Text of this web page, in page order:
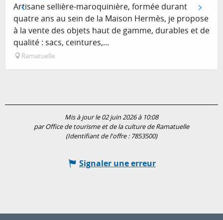
Artisane sellière-maroquinière, formée durant
quatre ans au sein de la Maison Hermès, je propose
à la vente des objets haut de gamme, durables et de
qualité : sacs, ceintures,...
Ramatuelle
Mis à jour le 02 juin 2026 à 10:08
par Office de tourisme et de la culture de Ramatuelle
(Identifiant de l'offre : 7853500)
Signaler une erreur